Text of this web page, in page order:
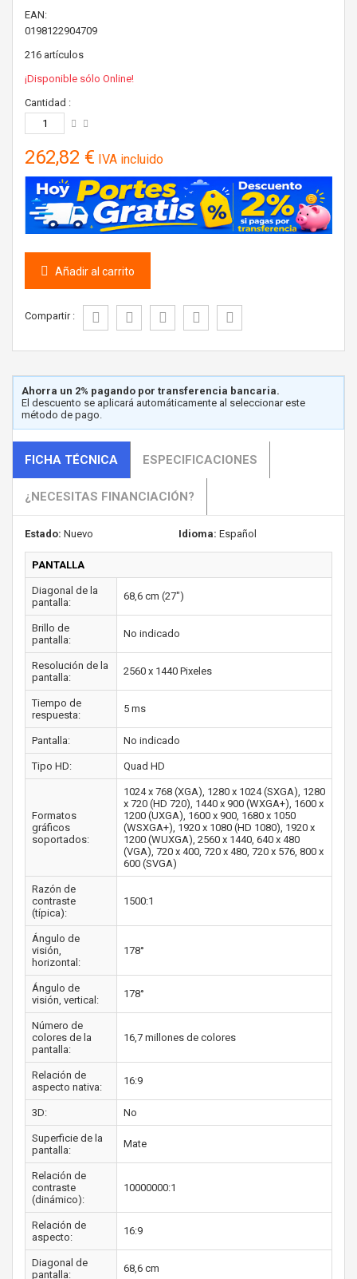
EAN:
0198122904709
216 artículos
¡Disponible sólo Online!
Cantidad :
262,82 € IVA incluido
Añadir al carrito
Compartir :
Ahorra un 2% pagando por transferencia bancaria.
El descuento se aplicará automáticamente al seleccionar este
método de pago.
FICHA TÉCNICA ESPECIFICACIONES
¿NECESITAS FINANCIACIÓN?
Estado: Nuevo Idioma: Español
PANTALLA
Diagonal de la
pantalla:
68,6 cm (27")
Brillo de
pantalla:
No indicado
Resolución de la
pantalla:
2560 x 1440 Pixeles
Tiempo de
respuesta:
5 ms
Pantalla: No indicado
Tipo HD: Quad HD
Formatos
gráficos
soportados:
1024 x 768 (XGA), 1280 x 1024 (SXGA), 1280
x 720 (HD 720), 1440 x 900 (WXGA+), 1600 x
1200 (UXGA), 1600 x 900, 1680 x 1050
(WSXGA+), 1920 x 1080 (HD 1080), 1920 x
1200 (WUXGA), 2560 x 1440, 640 x 480
(VGA), 720 x 400, 720 x 480, 720 x 576, 800 x
600 (SVGA)
Razón de
contraste
(típica):
1500:1
Ángulo de
visión,
horizontal:
178°
Ángulo de
visión, vertical:
178°
Número de
colores de la
pantalla:
16,7 millones de colores
Relación de
aspecto nativa:
16:9
3D: No
Superficie de la
pantalla:
Mate
Relación de
contraste
(dinámico):
10000000:1
Relación de
aspecto:
16:9
Diagonal de
pantalla:
68,6 cm